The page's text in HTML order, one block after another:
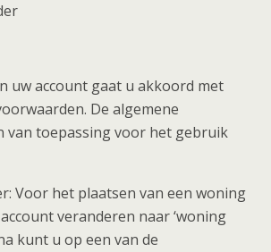
uw account gaat u akkoord met
De algemene
van toepassing voor het gebruik
Voor het plaatsen van een woning
veranderen naar ‘woning
kunt u op een van de